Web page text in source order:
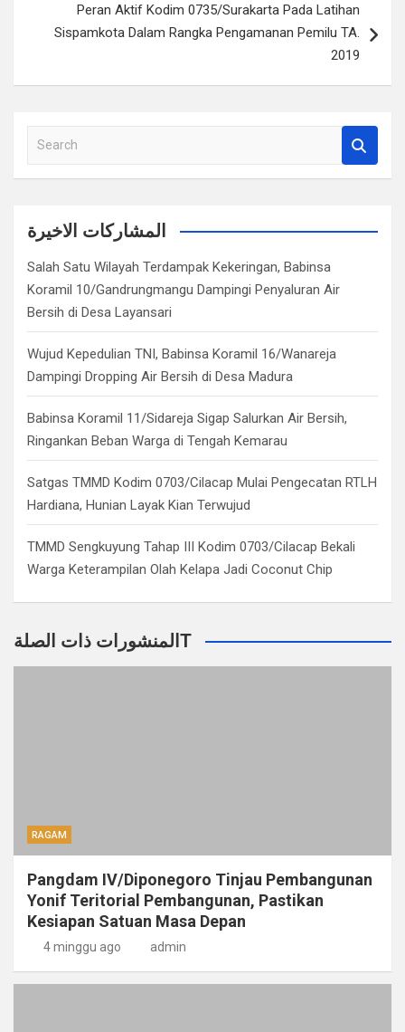
Peran Aktif Kodim 0735/Surakarta Pada Latihan
Sispamkota Dalam Rangka Pengamanan Pemilu TA.
2019
a
c
المشاركات الاخيرة
Salah Satu Wilayah Terdampak Kekeringan, Babinsa
Koramil 10/Gandrungmangu Dampingi Penyaluran Air
Bersih di Desa Layansari
Wujud Kepedulian TNI, Babinsa Koramil 16/Wanareja
Dampingi Dropping Air Bersih di Desa Madura
Babinsa Koramil 11/Sidareja Sigap Salurkan Air Bersih,
Ringankan Beban Warga di Tengah Kemarau
Satgas TMMD Kodim 0703/Cilacap Mulai Pengecatan RTLH
Hardiana, Hunian Layak Kian Terwujud
TMMD Sengkuyung Tahap III Kodim 0703/Cilacap Bekali
Warga Keterampilan Olah Kelapa Jadi Coconut Chip
المنشورات ذات الصلةT
RAGAM
Pangdam IV/Diponegoro Tinjau Pembangunan
Yonif Teritorial Pembangunan, Pastikan
Kesiapan Satuan Masa Depan
4 minggu ago admin